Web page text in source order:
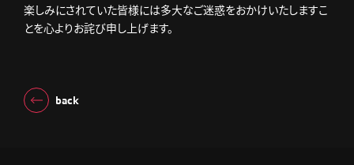
楽しみにされていた皆様には多大なご迷惑をおかけいたしますこ
とを心よりお詫び申し上げます。
back